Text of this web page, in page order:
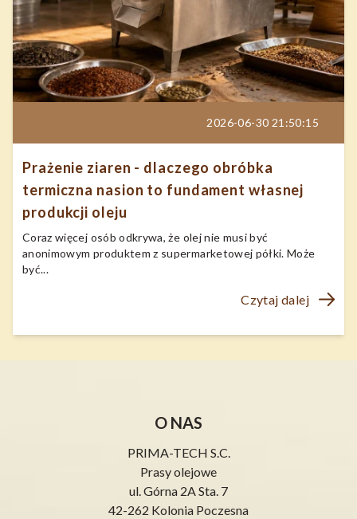
2026-06-30 21:50:15
Prażenie ziaren - dlaczego obróbka
termiczna nasion to fundament własnej
produkcji oleju
Coraz więcej osób odkrywa, że olej nie musi być
anonimowym produktem z supermarketowej półki. Może
być...
Czytaj dalej
O NAS
PRIMA-TECH S.C.
Prasy olejowe
ul. Górna 2A Sta. 7
42-262 Kolonia Poczesna